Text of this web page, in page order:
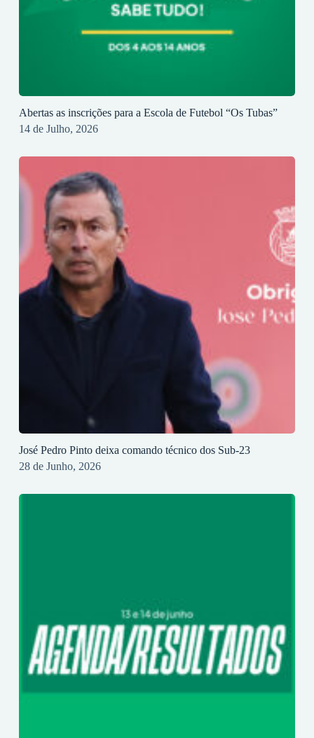
Abertas as inscrições para a Escola de Futebol “Os Tubas”
14 de Julho, 2026
José Pedro Pinto deixa comando técnico dos Sub-23
28 de Junho, 2026